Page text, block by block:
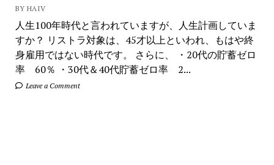
BY HAIV
人生100年時代と言われていますが、人生計画していま
すか？ リストラ対象は、45才以上といわれ、もはや終
身雇用ではない時代です。 さらに、 ・20代の貯蓄ゼロ
率 60％ ・30代＆40代貯蓄ゼロ率 2...
Leave a Comment